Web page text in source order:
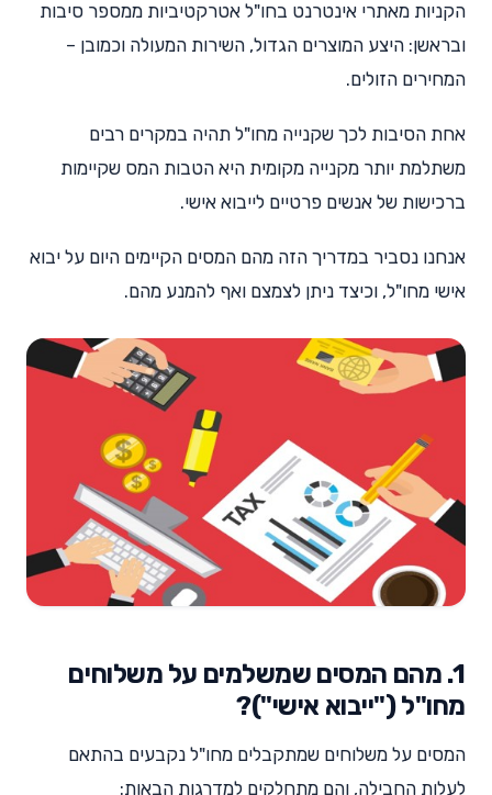
הקניות מאתרי אינטרנט בחו"ל אטרקטיביות ממספר סיבות
ובראשן: היצע המוצרים הגדול, השירות המעולה וכמובן –
המחירים הזולים.
אחת הסיבות לכך שקנייה מחו"ל תהיה במקרים רבים
משתלמת יותר מקנייה מקומית היא הטבות המס שקיימות
ברכישות של אנשים פרטיים לייבוא אישי.
אנחנו נסביר במדריך הזה מהם המסים הקיימים היום על יבוא
אישי מחו"ל, וכיצד ניתן לצמצם ואף להמנע מהם.
1. מהם המסים שמשלמים על משלוחים
מחו"ל ("ייבוא אישי")?
המסים על משלוחים שמתקבלים מחו"ל נקבעים בהתאם
לעלות החבילה, והם מתחלקים למדרגות הבאות: